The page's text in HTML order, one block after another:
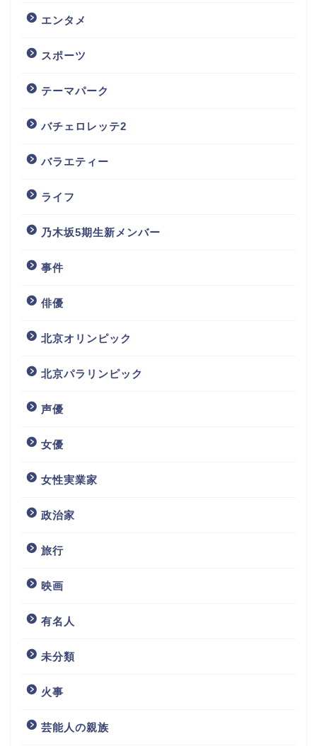
エンタメ
スポーツ
テーマパーク
バチェロレッテ2
バラエティー
ライフ
乃木坂5期生新メンバー
事件
俳優
北京オリンピック
北京パラリンピック
声優
女優
女性実業家
政治家
旅行
映画
有名人
未分類
火事
芸能人の親族